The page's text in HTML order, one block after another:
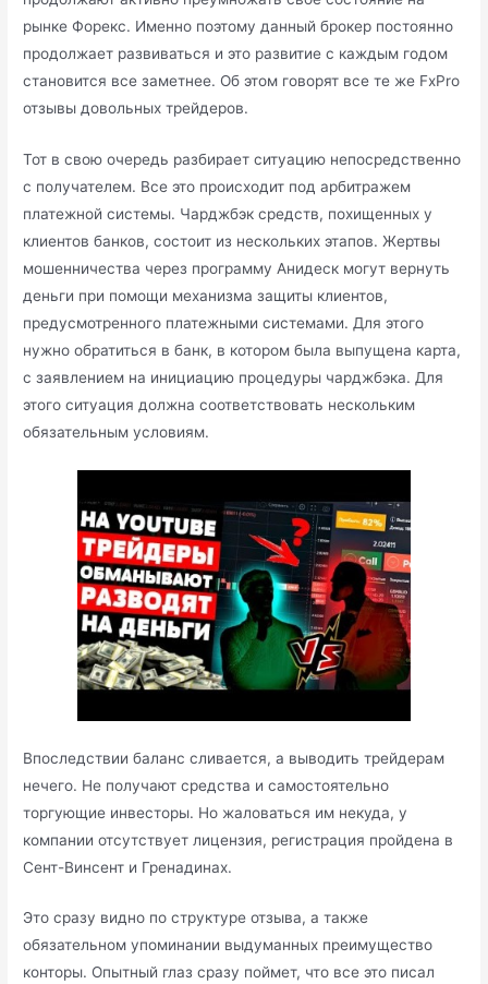
рынке Форекс. Именно поэтому данный брокер постоянно
продолжает развиваться и это развитие с каждым годом
становится все заметнее. Об этом говорят все те же FxPro
отзывы довольных трейдеров.
Тот в свою очередь разбирает ситуацию непосредственно
с получателем. Все это происходит под арбитражем
платежной системы. Чарджбэк средств, похищенных у
клиентов банков, состоит из нескольких этапов. Жертвы
мошенничества через программу Анидеск могут вернуть
деньги при помощи механизма защиты клиентов,
предусмотренного платежными системами. Для этого
нужно обратиться в банк, в котором была выпущена карта,
с заявлением на инициацию процедуры чарджбэка. Для
этого ситуация должна соответствовать нескольким
обязательным условиям.
Впоследствии баланс сливается, а выводить трейдерам
нечего. Не получают средства и самостоятельно
торгующие инвесторы. Но жаловаться им некуда, у
компании отсутствует лицензия, регистрация пройдена в
Сент-Винсент и Гренадинах.
Это сразу видно по структуре отзыва, а также
обязательном упоминании выдуманных преимущество
конторы. Опытный глаз сразу поймет, что все это писал